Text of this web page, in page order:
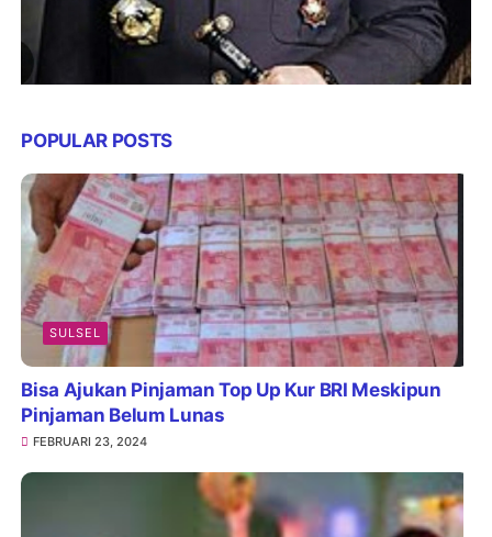
POPULAR POSTS
SULSEL
Bisa Ajukan Pinjaman Top Up Kur BRI Meskipun
Pinjaman Belum Lunas
FEBRUARI 23, 2024